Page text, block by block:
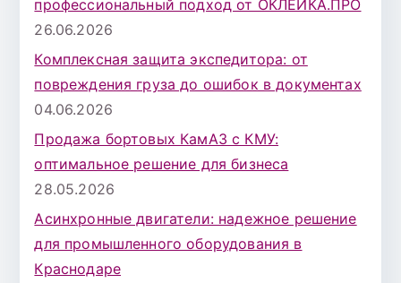
профессиональный подход от ОКЛЕЙКА.ПРО
26.06.2026
Комплексная защита экспедитора: от
повреждения груза до ошибок в документах
04.06.2026
Продажа бортовых КамАЗ с КМУ:
оптимальное решение для бизнеса
28.05.2026
Асинхронные двигатели: надежное решение
для промышленного оборудования в
Краснодаре